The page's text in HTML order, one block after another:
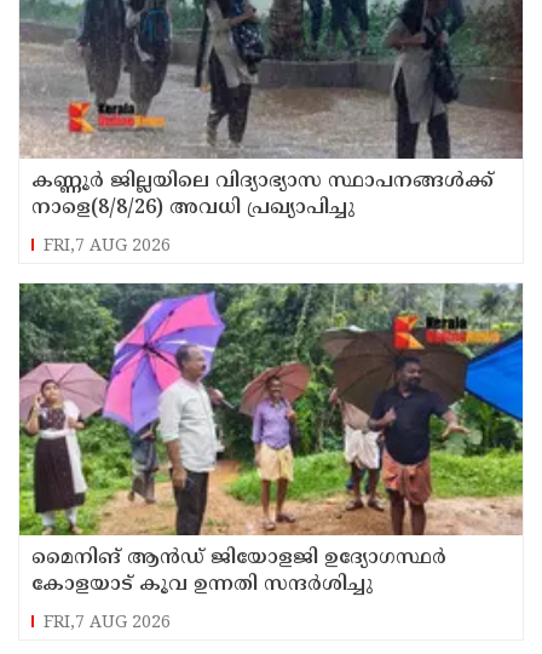
കണ്ണൂർ ജില്ലയിലെ വിദ്യാഭ്യാസ സ്ഥാപനങ്ങള്‍ക്ക്
നാളെ(8/8/26) അവധി പ്രഖ്യാപിച്ചു
FRI,7 AUG 2026
മൈനിങ് ആൻഡ്​ ജിയോളജി ഉദ്യോഗസ്ഥർ
കോളയാട് കൂവ ഉന്നതി സന്ദർശിച്ചു
FRI,7 AUG 2026